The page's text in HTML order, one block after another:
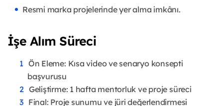
Resmi marka projelerinde yer alma imkânı.
İşe Alım Süreci
Ön Eleme: Kısa video ve senaryo konsepti
başvurusu
Geliştirme: 1 hafta mentorluk ve proje süreci
Final: Proje sunumu ve jüri değerlendirmesi